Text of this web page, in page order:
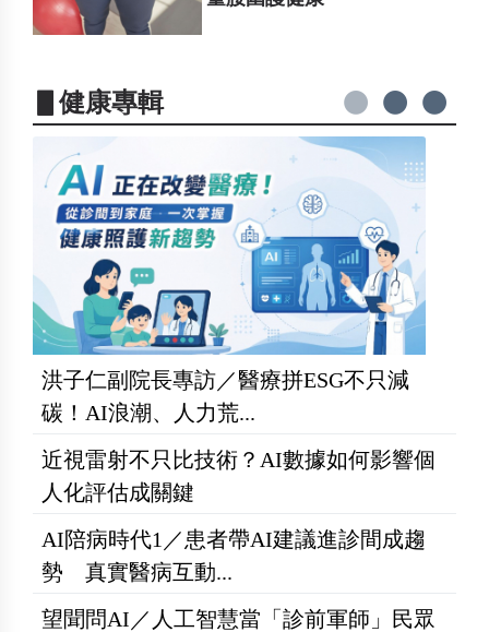
▋健康專輯
洪子仁副院長專訪／醫療拼ESG不只減
碳！AI浪潮、人力荒...
近視雷射不只比技術？AI數據如何影響個
人化評估成關鍵
AI陪病時代1／患者帶AI建議進診間成趨
勢 真實醫病互動...
望聞問AI／人工智慧當「診前軍師」民眾